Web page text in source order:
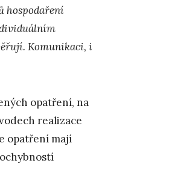
hospodaření
Komunikaci, i
opatření, na
realizace
opatření mají